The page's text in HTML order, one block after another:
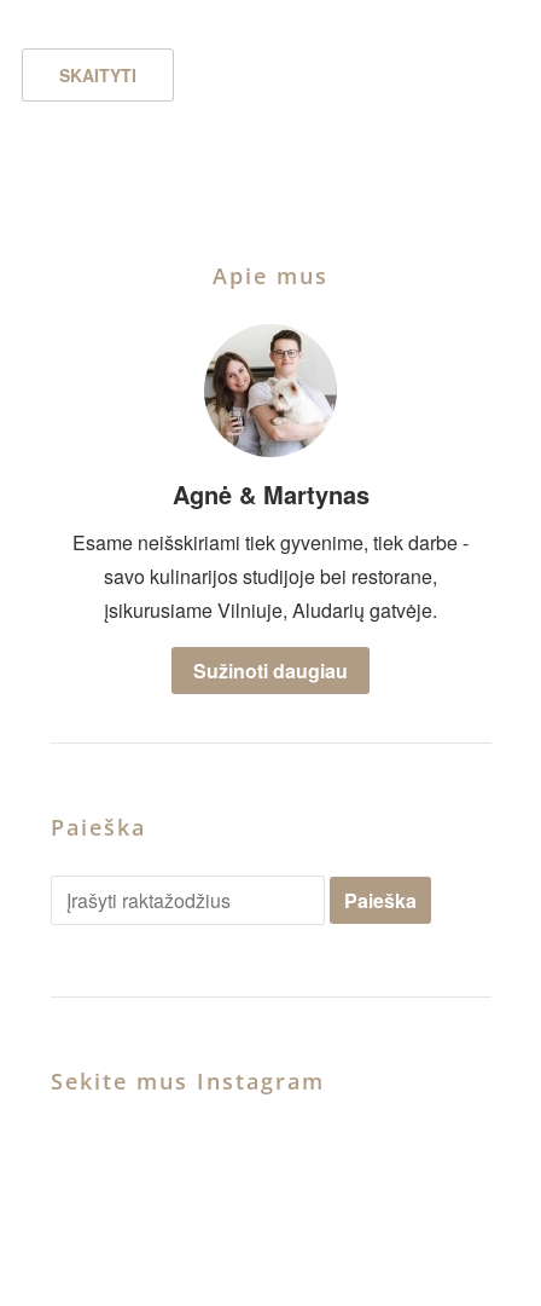
SKAITYTI
Apie mus
Agnė & Martynas
Esame neišskiriami tiek gyvenime, tiek darbe -
savo kulinarijos studijoje bei restorane,
įsikurusiame Vilniuje, Aludarių gatvėje.
Sužinoti daugiau
Paieška
Sekite mus Instagram